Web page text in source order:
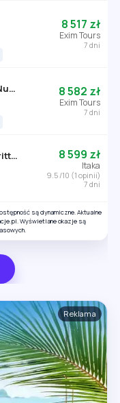
8 517 zł
Exim Tours
7 dni
Courtyard by Marriott (Nusa Dua)
8 582 zł
Exim Tours
7 dni
Nusa Dua Beach Handwritten Collection
8 599 zł
Itaka
9.5 /10 (1 opinii)
7 dni
są dynamiczne. Aktualne
Wyświetlane okazje są
Reklama